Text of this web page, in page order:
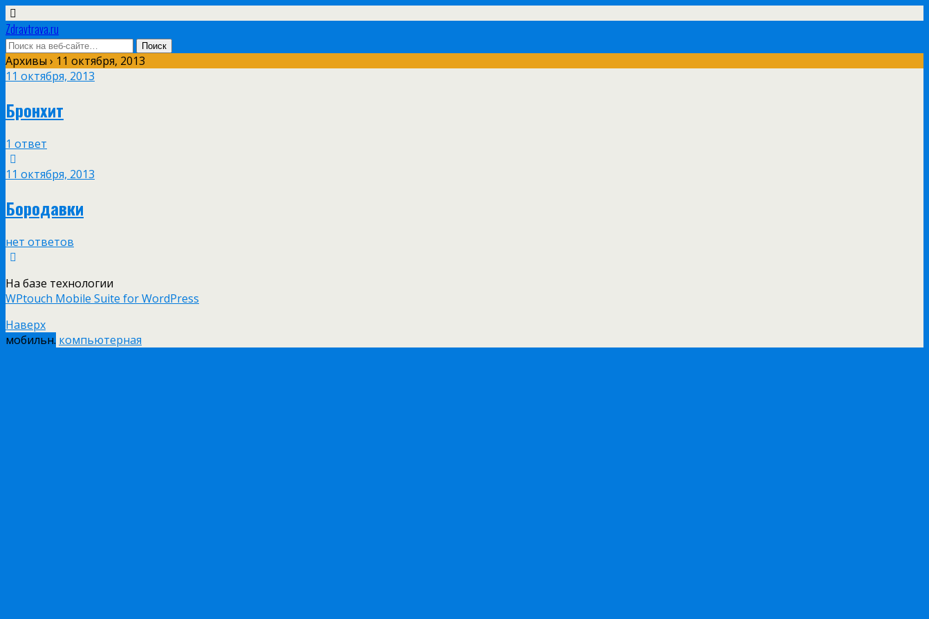
Zdravtrava.ru
Архивы › 11 октября, 2013
11 октября, 2013
Бронхит
1 ответ
11 октября, 2013
Бородавки
нет ответов
На базе технологии
WPtouch Mobile Suite for WordPress
Наверх
мобильн. компьютерная